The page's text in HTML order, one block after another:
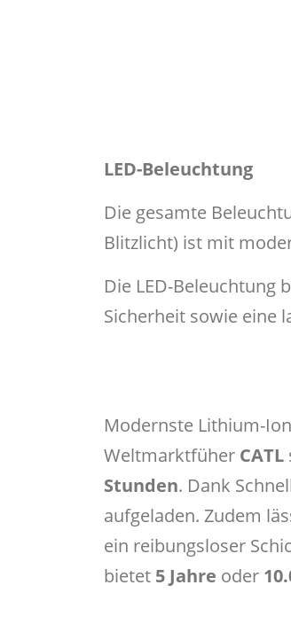
LED-Beleuchtung
Die gesamte
Blitzlicht) ist mit
Die LED-Beleuchtung
Sicherheit sowie eine
Modernste Lithium-
Weltmarktfüher CATL
Stunden. Dank
aufgeladen. Zudem
ein reibungsloser
bietet 5 Jahre oder